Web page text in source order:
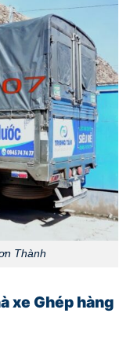
Thành
xe Ghép hàng